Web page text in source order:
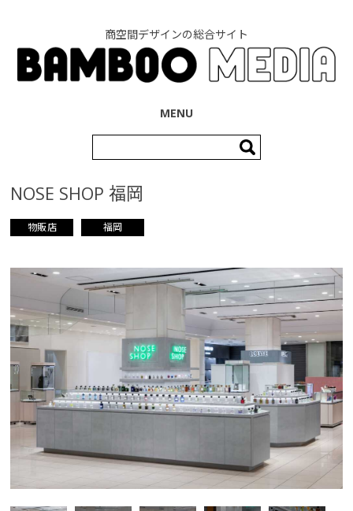
商空間デザインの総合サイト
MENU
索:
NOSE SHOP 福岡
物販店 福岡